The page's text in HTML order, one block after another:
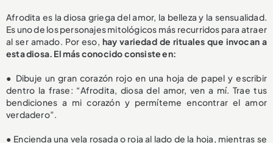
Afrodita es la diosa griega del amor, la belleza y la sensualidad.
Es uno de los personajes mitológicos más recurridos para atraer
al ser amado. Por eso, hay variedad de rituales que invocan a
esta diosa. El más conocido consiste en:
● Dibuje un gran corazón rojo en una hoja de papel y escribir
dentro la frase: “Afrodita, diosa del amor, ven a mí. Trae tus
bendiciones a mi corazón y permíteme encontrar el amor
verdadero”.
● Encienda una vela rosada o roja al lado de la hoja, mientras se